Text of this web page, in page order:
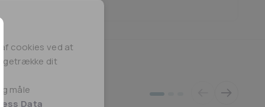
cookies ved at
dit
måle
Data